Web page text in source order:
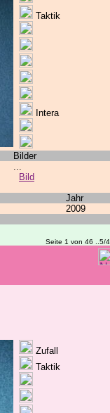
Taktik
Intera
Bilder
...
Bild
Jahr
2009
Seite 1 von 46 ..5/
Zufall
Taktik